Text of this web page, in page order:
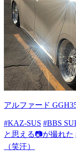
アルファード
#KAZ-SUS #BBS
と思える📷が撮れた
（笑汗）